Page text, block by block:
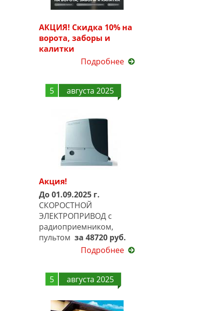
АКЦИЯ! Скидка 10% на
ворота, заборы и
калитки
Подробнее
5 августа 2025
Акция!
До 01.09.2025 г.
СКОРОСТНОЙ
ЭЛЕКТРОПРИВОД с
радиоприемником,
пультом за 48720 руб.
Подробнее
5 августа 2025